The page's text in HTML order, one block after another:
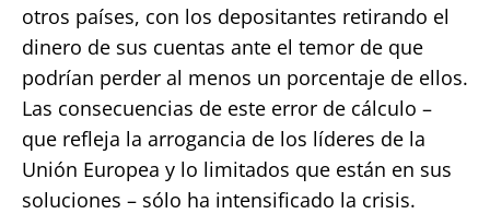
otros países, con los depositantes retirando el
dinero de sus cuentas ante el temor de que
podrían perder al menos un porcentaje de ellos.
Las consecuencias de este error de cálculo –
que refleja la arrogancia de los líderes de la
Unión Europea y lo limitados que están en sus
soluciones – sólo ha intensificado la crisis.